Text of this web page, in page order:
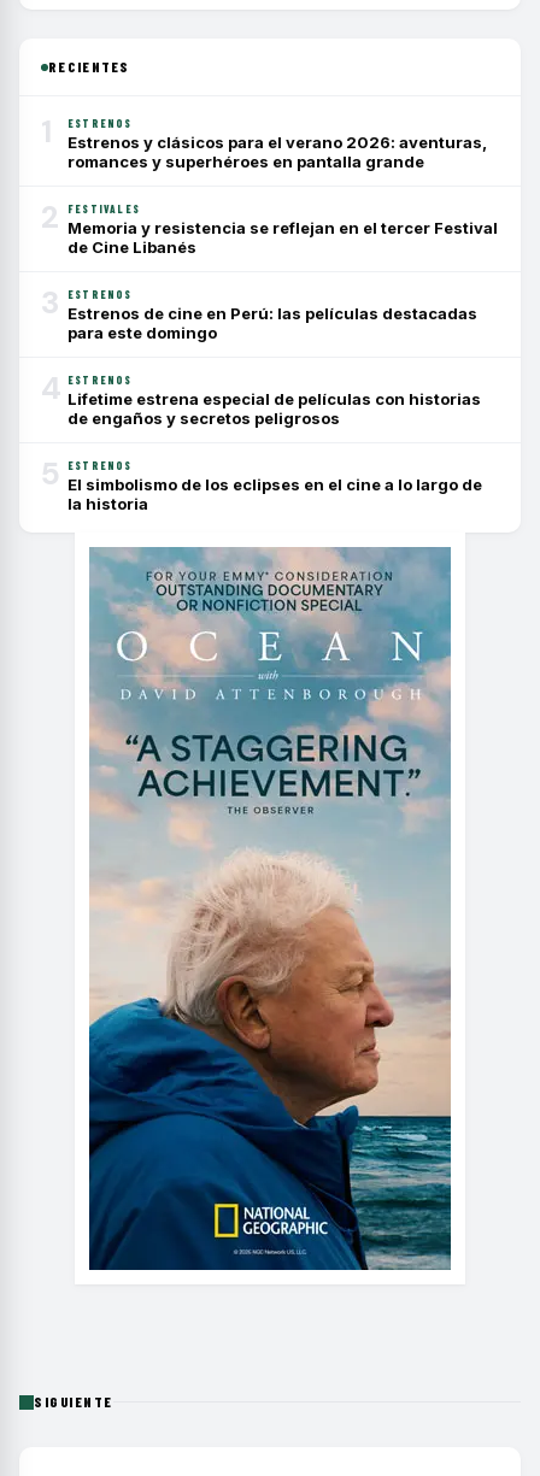
RECIENTES
1 ESTRENOS
Estrenos y clásicos para el verano 2026: aventuras,
romances y superhéroes en pantalla grande
2 FESTIVALES
Memoria y resistencia se reflejan en el tercer Festival
de Cine Libanés
3 ESTRENOS
Estrenos de cine en Perú: las películas destacadas
para este domingo
4 ESTRENOS
Lifetime estrena especial de películas con historias
de engaños y secretos peligrosos
5 ESTRENOS
El simbolismo de los eclipses en el cine a lo largo de
la historia
SIGUIENTE